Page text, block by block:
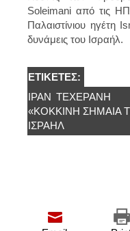
Soleimani από τις
Παλαιστίνιου ηγέτη
δυνάμεις του Ισραήλ.
ΕΤΙΚΈΤΕΣ:
ΙΡΆΝ ΤΕΧΕΡΆΝΗ
«ΚΌΚΚΙΝΗ ΣΗΜΑΊΑ
ΙΣΡΑΉΛ